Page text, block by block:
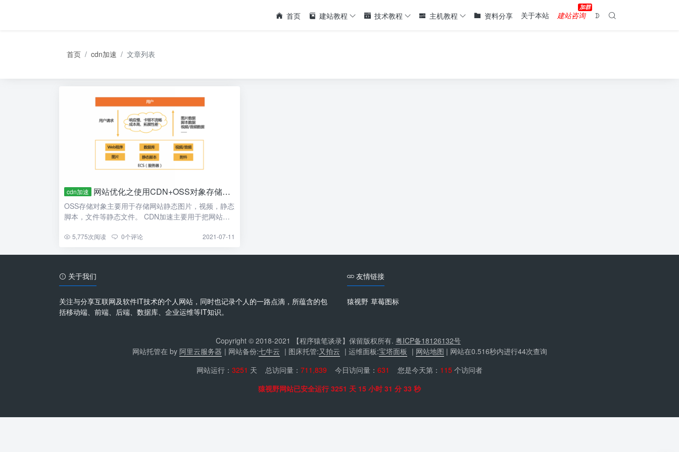
首页 建站教程 技术教程 主机教程 资料分享 关于本站 建站咨询
首页 cdn加速 文章列表
cdn加速 网站优化之使用CDN+OSS对象存储加速你的网站访问
OSS存储对象主要用于存储网站静态图片，视频，静态
脚本，文件等静态文件。 CDN加速主要用于把网站访
5,775次阅读 0个评论 2021-07-11
关于我们
关注与分享互联网及软件IT技术的个人网站，同时也记录个人的一路点滴，所蕴含的包
括移动端、前端、后端、数据库、企业运维等IT知识。
友情链接
猿视野 草莓图标
Copyright © 2018-2021 【程序猿笔谈录】保留版权所有. 粤ICP备18126132号
网站托管在 by 阿里云服务器 | 网站备份:七牛云 | 图床托管:又拍云 | 运维面板:宝塔面板 | 网站地图 | 网站在0.516秒内进行44次查询
网站运行： 3251 天 总访问量： 711,839 今日访问量： 631 您是今天第： 115 个访问者
猿视野网站已安全运行 3251 天 15 小时 31 分 33 秒